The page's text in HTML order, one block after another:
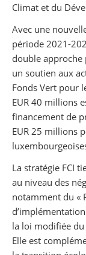
Climat et du
Avec une
période 2021-
double approche
un soutien aux
Fonds Vert pour
EUR 40 millions
financement de
EUR 25 millions
La stratégie FCI
au niveau des
notamment du «
la loi modifiée
Elle est